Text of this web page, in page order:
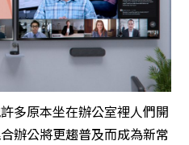
多原本坐在辦公室裡人們開
辦公將更趨普及而成為新常